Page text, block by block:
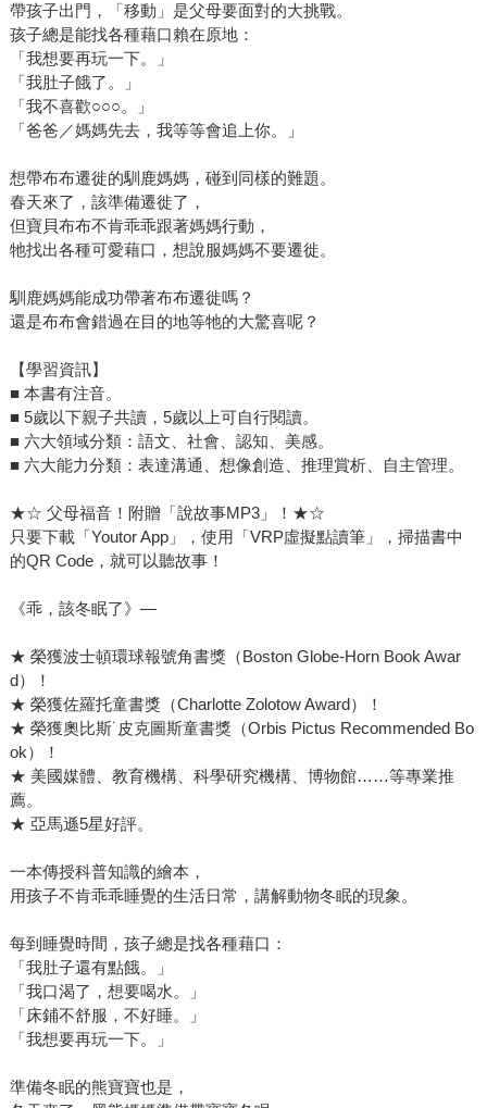
帶孩子出門，「移動」是父母要面對的大挑戰。
孩子總是能找各種藉口賴在原地：
「我想要再玩一下。」
「我肚子餓了。」
「我不喜歡○○○。」
「爸爸／媽媽先去，我等等會追上你。」
想帶布布遷徙的馴鹿媽媽，碰到同樣的難題。
春天來了，該準備遷徙了，
但寶貝布布不肯乖乖跟著媽媽行動，
牠找出各種可愛藉口，想說服媽媽不要遷徙。
馴鹿媽媽能成功帶著布布遷徙嗎？
還是布布會錯過在目的地等牠的大驚喜呢？
【學習資訊】
■ 本書有注音。
■ 5歲以下親子共讀，5歲以上可自行閱讀。
■ 六大領域分類：語文、社會、認知、美感。
■ 六大能力分類：表達溝通、想像創造、推理賞析、自主管理。
★☆ 父母福音！附贈「說故事MP3」！★☆
只要下載「Youtor App」，使用「VRP虛擬點讀筆」，掃描書中
的QR Code，就可以聽故事！
《乖，該冬眠了》—
★ 榮獲波士頓環球報號角書獎（Boston Globe-Horn Book Awar
d）！
★ 榮獲佐羅托童書獎（Charlotte Zolotow Award）！
★ 榮獲奧比斯˙皮克圖斯童書獎（Orbis Pictus Recommended Bo
ok）！
★ 美國媒體、教育機構、科學研究機構、博物館……等專業推
薦。
★ 亞馬遜5星好評。
一本傳授科普知識的繪本，
用孩子不肯乖乖睡覺的生活日常，講解動物冬眠的現象。
每到睡覺時間，孩子總是找各種藉口：
「我肚子還有點餓。」
「我口渴了，想要喝水。」
「床鋪不舒服，不好睡。」
「我想要再玩一下。」
準備冬眠的熊寶寶也是，